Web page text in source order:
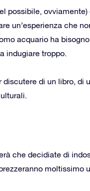
possibile, ovviamente)
un’esperienza che
acquario ha
indugiare troppo.
di un libro, di
che decidiate di
moltissimo